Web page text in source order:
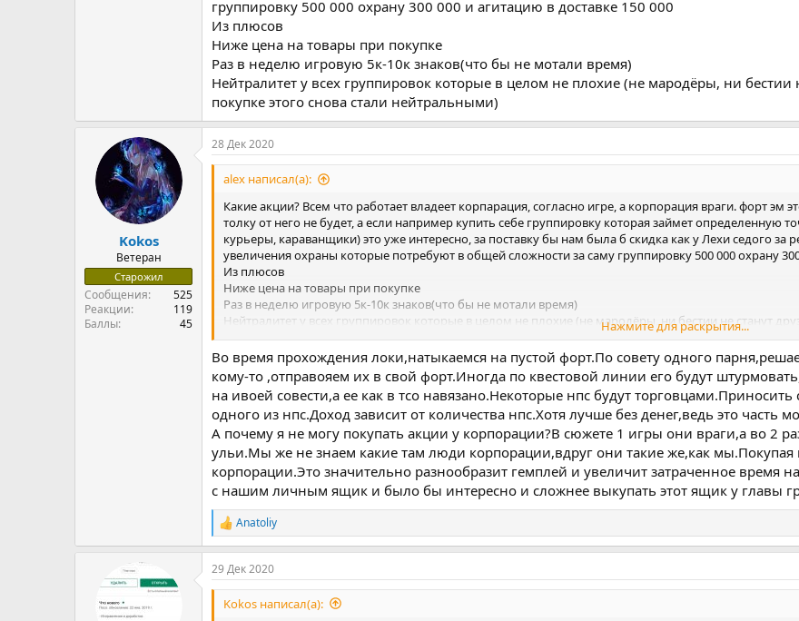
группировку 500 000 охрану 300 000 и агитацию в доставке 150 000
Из плюсов
Ниже цена на товары при покупке
Раз в неделю игровую 5к-10к знаков(что бы не мотали время)
Нейтралитет у всех группировок которые в целом не плохие (не мародёры, ни
покупке этого снова стали нейтральными)
Kokos
Ветеран
Старожил
Сообщения
525
Реакции
119
Баллы
45
28 Дек 2020
alex написал(а):
Какие акции? Всем что работает владеет корпарация, согласно игре, а корпорация враги. форт эм
толку от него не будет, а если например купить себе группировку которая займет определенную
курьеры, караванщики) это уже интересно, за поставку бы нам была б скидка как у Лехи седого за
увеличения охраны которые потребуют в общей сложности за саму группировку 500 000 охрану
Из плюсов
Ниже цена на товары при покупке
Раз в неделю игровую 5к-10к знаков(что бы не мотали время)
Нейтралитет у всех группировок которые в целом не плохие (не мародёры, ни бестии не станут
стали нейтральными)
Нажмите для раскрытия...
Во время прохождения локи,натыкаемся на пустой форт.По совету одного
кому-то ,отправояем их в свой форт.Иногда по квестовой линии его будут
на ивоей совести,а ее как в тсо навязано.Некоторые нпс будут
одного из нпс.Доход зависит от количества нпс.Хотя лучше без денег,ведь это часть
А почему я не могу покупать акции у корпорации?В сюжете 1 игры они враги,а во 2
ульи.Мы же не знаем какие там люди корпорации,вдруг они такие же,как мы.Покупая
корпорации.Это значительно разнообразит гемплей и увеличит затраченное время
с нашим личным ящик и было бы интересно и сложнее выкупать этот ящик у главы
Р
е
а
к
ц
и
Anatoliy
29 Дек 2020
Kokos написал(а):